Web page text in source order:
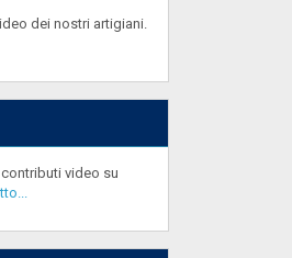
dei nostri artigiani.
video su